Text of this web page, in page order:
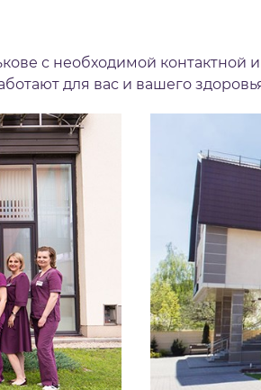
с необходимой
для вас и вашего